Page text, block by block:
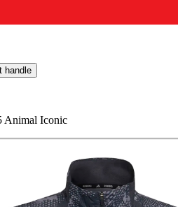
handle
Animal Iconic